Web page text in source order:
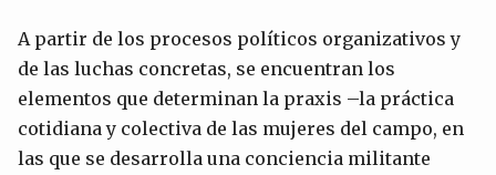
A partir de los procesos políticos organizativos y
de las luchas concretas, se encuentran los
elementos que determinan la praxis –la práctica
cotidiana y colectiva de las mujeres del campo, en
las que se desarrolla una conciencia militante